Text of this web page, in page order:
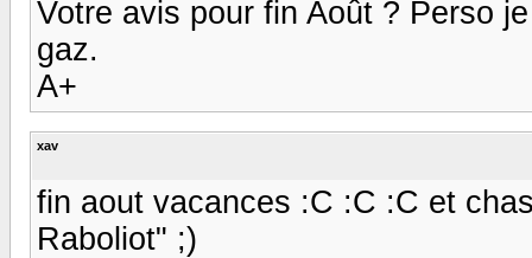
Votre avis pour fin Août ? Perso
gaz.
A+
xav
fin aout vacances :C :C :C et
Raboliot" ;)